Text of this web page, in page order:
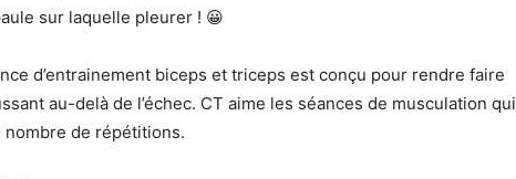
sur laquelle pleurer ! 😀
d’entrainement biceps et triceps est conçu pour rendre faire
au-delà de l’échec. CT aime les séances de musculation qui
de répétitions.